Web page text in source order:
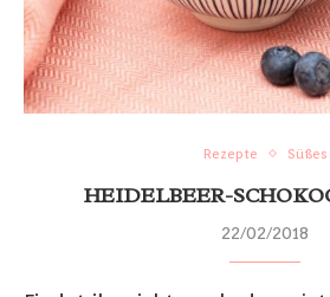
Rezepte Süßes
HEIDELBEER-
22/02/2018